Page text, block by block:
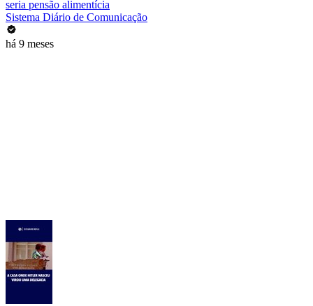
seria pensão alimentícia
Sistema Diário de Comunicação
há 9 meses